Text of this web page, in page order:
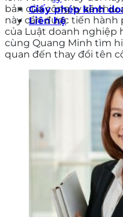
Giấy phép kinh
Liên hệ
bản của công ty sẽ
này cần được tiến
của Luật doanh nghiệp
cùng Quang Minh tìm
quan đến thay đổi tên